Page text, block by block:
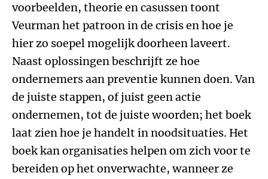
voorbeelden, theorie en casussen toont
Veurman het patroon in de crisis en hoe je
hier zo soepel mogelijk doorheen laveert.
Naast oplossingen beschrijft ze hoe
ondernemers aan preventie kunnen doen. Van
de juiste stappen, of juist geen actie
ondernemen, tot de juiste woorden; het boek
laat zien hoe je handelt in noodsituaties. Het
boek kan organisaties helpen om zich voor te
bereiden op het onverwachte, wanneer ze